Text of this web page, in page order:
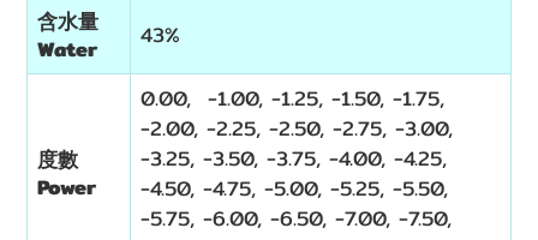
含水量
Water
43%
度數
Power
0.00, -1.00, -1.25, -1.50, -1.75,
-2.00, -2.25, -2.50, -2.75, -3.00,
-3.25, -3.50, -3.75, -4.00, -4.25,
-4.50, -4.75, -5.00, -5.25, -5.50,
-5.75, -6.00, -6.50, -7.00, -7.50,